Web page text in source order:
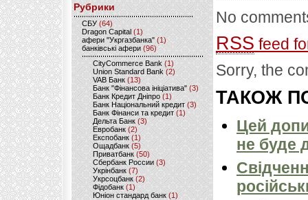
Рубрики
CБУ (64)
Dragon Capital (1)
афери "Укргазбанка" (1)
банківські афери (96)
CityCommerce Bank (1)
Union Standard Bank (2)
VAB Банк (13)
Банк "Фінансова ініціатива" (3)
Банк Кредит Дніпро (1)
Банк Національний кредит (3)
Банк Фінанси та кредит (1)
Дельта Банк (3)
Евробанк(2)
Експобанк (1)
Ощадбанк(5)
Приватбанк (50)
Сбербанк России (3)
Укрінбанк(7)
Укрсоцбанк (2)
Фідобанк (1)
Юніон стандард банк(1)
No
RSS feed
Sorry, the
ТАКОЖ
Цей
не буде